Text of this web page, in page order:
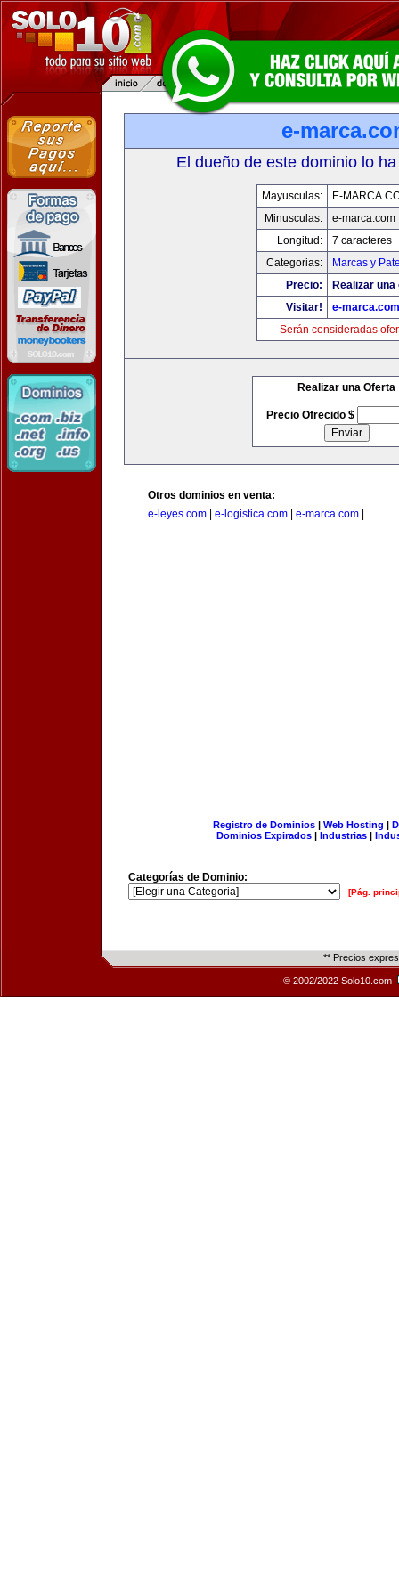
e-
El dueño de este dominio lo
Mayusculas:
E-
Minusculas:
e-marca.com
Longitud:
7 caracteres
Categorias:
Marcas y
Precio:
Realizar
Visitar!
e-marca.com
Serán consideradas
Realizar una Oferta
Precio Ofrecido $
Otros dominios en venta:
e-leyes.com
e-logistica.com e-marca.com
Registro de Dominios| Web Hosting |
Dominios Expirados | Industrias |
Categorías de Dominio:
[Pág.
** Precios
© 2002/2022 Solo10.com